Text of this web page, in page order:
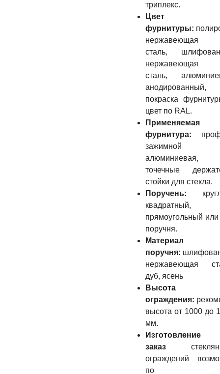
триплекс.
Цвет
фурнитуры:
нержавеющая
сталь,
нержавеющая
сталь,
анодированный,
покраска
цвет по RAL.
Применяемая
фурнитура:
зажимной
алюминиевая,
точечные
стойки для стекла.
Поручень:
квадратный,
прямоугольный или
поручня.
Материал
поручня:
нержавеющая
дуб, ясень
Высота
ограждения:
высота от 1000 до
мм.
заказ
ограждений
по